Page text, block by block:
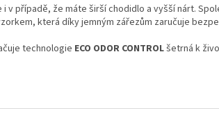
v případě, že máte širší chodidlo a vyšší nárt.
která díky jemným zářezům zaručuje
technologie ECO ODOR CONTROLšetrná k